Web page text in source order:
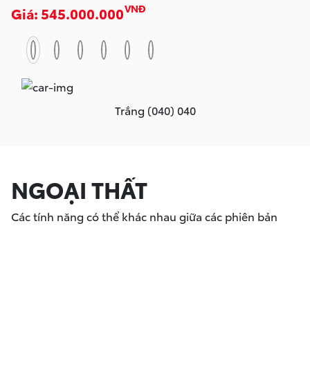
Giá: 545.000.000VNĐ
Trắng (040) 040
NGOẠI THẤT
Các tính năng có thể khác nhau giữa các phiên bản